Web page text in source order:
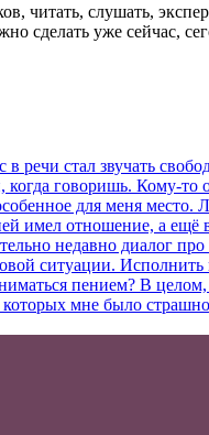
читать, слушать,
сделать уже сейчас,
в речи стал звучать
говоришь. Кому-то
для меня место.
имел отношение, а ещё
недавно диалог
ситуации.
пением? В
мне было